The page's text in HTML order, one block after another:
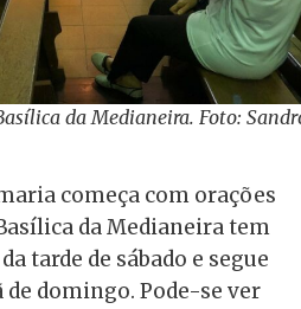
da Medianeira. Foto:
começa com orações
da Medianeira tem
tarde de sábado e segue
de domingo. Pode-se ver